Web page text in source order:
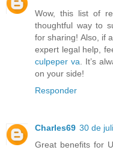
Wow, this list of
thoughtful way to
for sharing! Also, if
expert legal help,
culpeper va . It’s
on your side!
Responder
Charles69 30 de
Great benefits for